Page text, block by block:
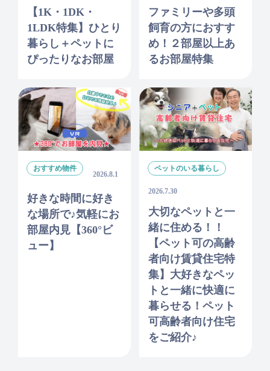
【1K・1DK・
1LDK特集】ひとり
暮らし＋ペットに
ぴったりなお部屋
ファミリーや多頭
飼育の方におすす
め！２部屋以上あ
るお部屋特集
おすすめ物件
2026.8.1
好きな時間に好き
な場所で♪気軽にお
部屋内見【360°ビ
ュー】
ペットのいる暮らし
2026.7.30
大切なペットと一
緒に住める！！
【ペット可の高齢
者向け賃貸住宅特
集】大好きなペッ
トと一緒に快適に
暮らせる！ペット
可高齢者向け住宅
をご紹介♪